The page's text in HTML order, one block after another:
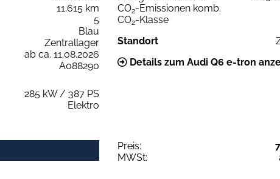
11.615 km
5
Blau
Zentrallager
ab ca. 11.08.2026
A088290
285 kW / 387 PS
Elektro
CO2-Emissionen komb.
CO2-Klasse
Standort
Details zum Audi Q6 e-tron
Preis:
MWSt: